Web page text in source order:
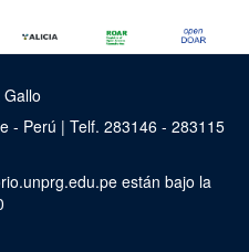
- Perú | Telf. 283146 - 283115
están bajo la